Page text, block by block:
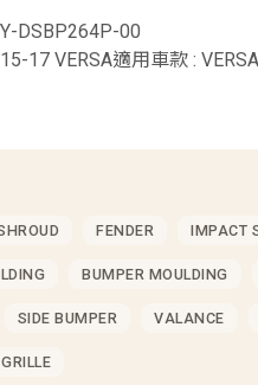
DSBP264P-00
17 VERSA適用車款 : VERSA
FENDER IMPACT
BUMPER MOULDING
SIDE BUMPER VALANCE
GRILLE